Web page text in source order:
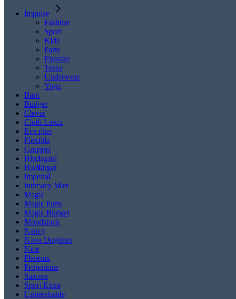
Impulse
Fashion
Sport
Kids
Parts
Plussize
Torso
Underwear
Yoga
Barn
Budget
Clever
Cloth Linux
Eva plus
Flexibla
Grupper
Hindsgaul
Hudfärgat
Imperial
Intimacy Matt
Magic
Magic Parts
Magic Budget
Moodstock
Nancy
Nova Ungdom
Nice
Phoenix
Propotions
Sincere
Sport Extra
Unbreakable